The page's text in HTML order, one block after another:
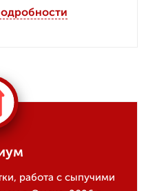
работа с сыпучими